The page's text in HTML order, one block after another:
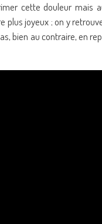
cette douleur mais
plus joyeux ; on y
bien au contraire, en